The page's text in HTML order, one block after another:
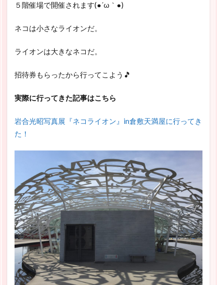
５階催場で開催されます(●´ω｀●)
ネコは小さなライオンだ。
ライオンは大きなネコだ。
招待券もらったから行ってこよう🎵
実際に行ってきた記事はこちら
岩合光昭写真展『ネコライオン』in倉敷天満屋に行ってき
た！